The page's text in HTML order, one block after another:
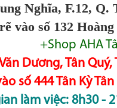
Nghĩa, F.12, Q.
vào số 132
AHA Tân
Dương, Tân Quý,
số 444 Tân Kỳ
làm việc: 8h30 -